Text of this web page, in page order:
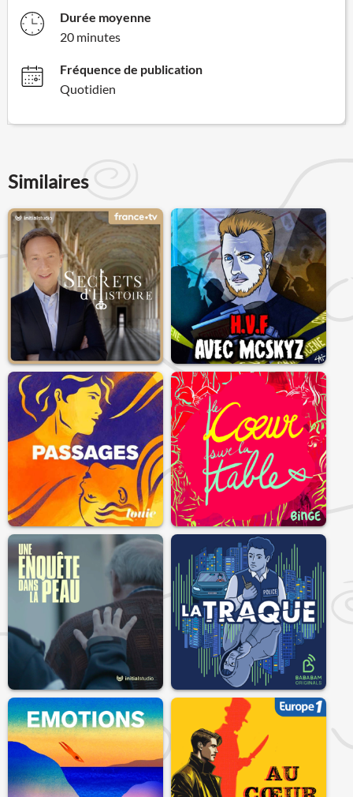
Durée moyenne
20 minutes
Fréquence de publication
Quotidien
Similaires